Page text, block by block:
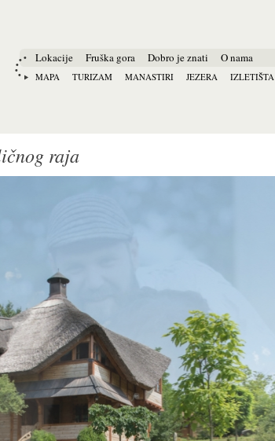
Lokacije
MAPA TURIZAM MANASTIRI JEZERA IZLETIŠTA
Fruška gora Dobro je znati O nama
raja